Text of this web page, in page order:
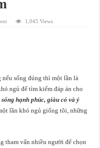
1,045 Views
sống đúng thì một lần là
ngủ để tìm kiếm đáp án cho
hạnh phúc, giàu có và ý
lần khó ngủ giống tôi, những
tham vấn nhiều người để chọn